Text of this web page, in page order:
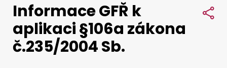
Daně
Mezinárodní spolupráce
Informace GFŘ k
aplikaci §106a zákona
č.235/2004 Sb.